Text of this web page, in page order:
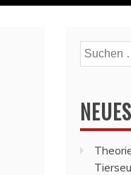
Suchen
nach: